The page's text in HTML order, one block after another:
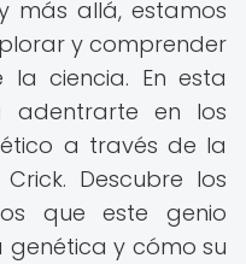
más allá, estamos
y comprender
ciencia. En esta
adentrarte en los
a través de la
Descubre los
que este genio
genética y cómo su